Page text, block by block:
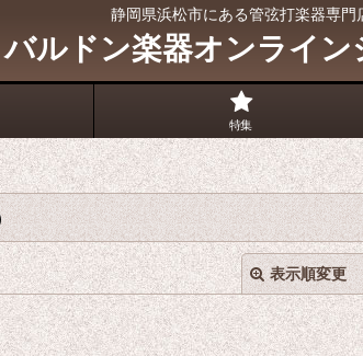
静岡県浜松市にある管弦打楽器専門
バルドン楽器オンライン
特集
表示順変更